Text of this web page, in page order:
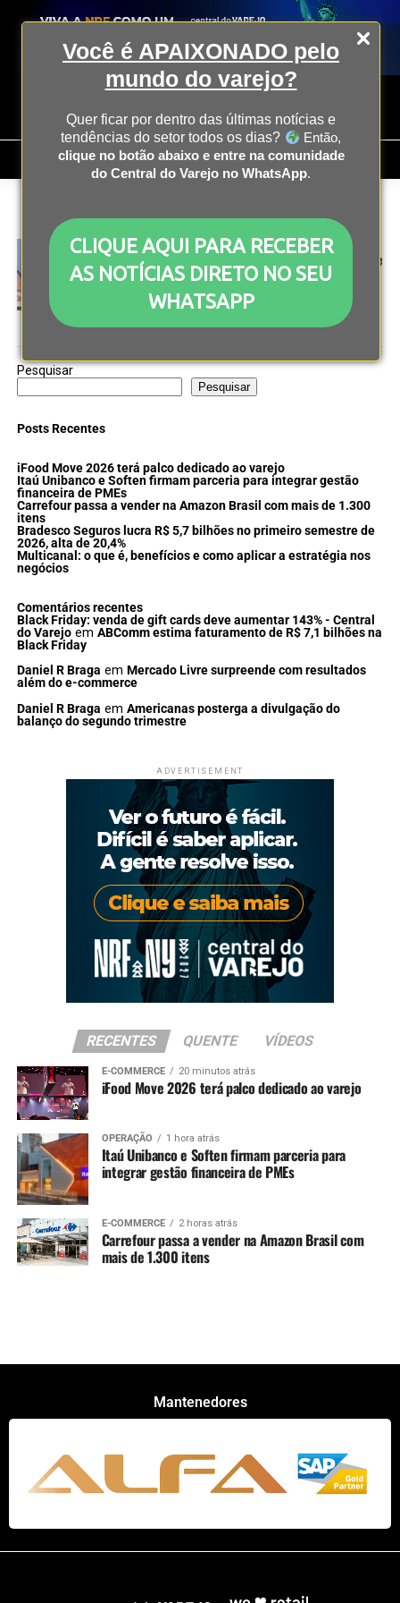
Você é APAIXONADO pelo
mundo do varejo?
Quer ficar por dentro das últimas notícias e
tendências do setor todos os dias?
Então,
clique no botão abaixo e entre na comunidade
do Central do Varejo no WhatsApp.
CLIQUE AQUI PARA RECEBER
AS NOTÍCIAS DIRETO NO SEU
WHATSAPP
All posts tagged "eco-friendly"
COMPORTAMENTO 2 anos atrás
Consumidores buscam sustentabilidade na hora de
comprar
Pesquisar
Pesquisar
Posts Recentes
iFood Move 2026 terá palco dedicado ao varejo
Itaú Unibanco e Soften firmam parceria para integrar gestão
financeira de PMEs
Carrefour passa a vender na Amazon Brasil com mais de 1.300
itens
Bradesco Seguros lucra R$ 5,7 bilhões no primeiro semestre de
2026, alta de 20,4%
Multicanal: o que é, benefícios e como aplicar a estratégia nos
negócios
Comentários recentes
Black Friday: venda de gift cards deve aumentar 143% - Central
do Varejoem ABComm estima faturamento de R$ 7,1 bilhões na
Black Friday
Daniel R Braga em Mercado Livre surpreende com resultados
além do e-commerce
Daniel R Braga em Americanas posterga a divulgação do
balanço do segundo trimestre
ADVERTISEMENT
RECENTES QUENTE VÍDEOS
E-COMMERCE 20 minutos atrás
iFood Move 2026 terá palco dedicado ao varejo
OPERAÇÃO 1 hora atrás
Itaú Unibanco e Soften firmam parceria para
integrar gestão financeira de PMEs
E-COMMERCE 2 horas atrás
Carrefour passa a vender na Amazon Brasil com
mais de 1.300 itens
Mantenedores